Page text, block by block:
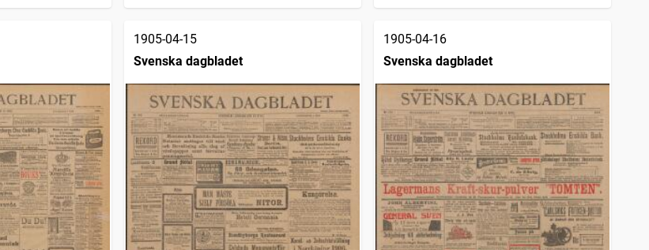
1905-04-15
Svenska dagbladet
1905-04-16
Svenska dagbladet